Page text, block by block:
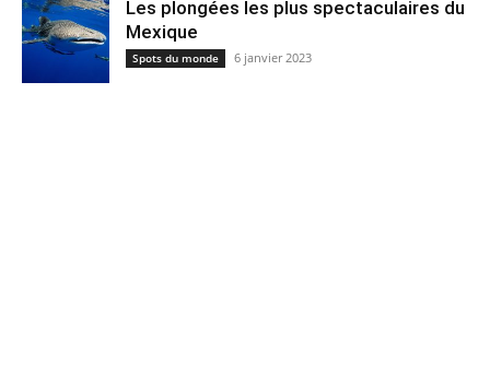
Les plongées les plus spectaculaires du
Mexique
Spots du monde 6 janvier 2023